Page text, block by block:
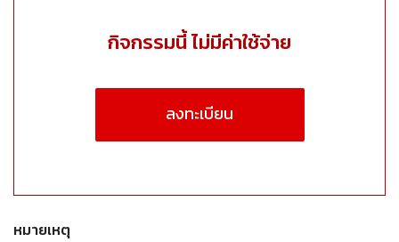
กิจกรรมนี้ ไม่มีค่าใช้จ่าย
ลงทะเบียน
หมายเหตุ